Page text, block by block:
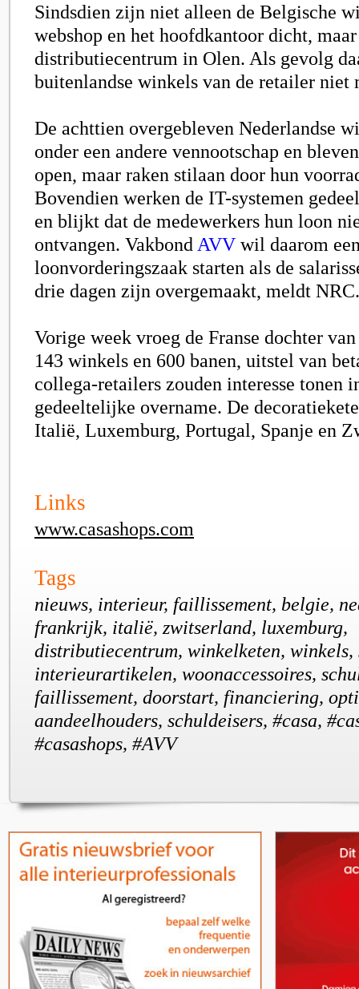
Sindsdien zijn niet alleen de Belgische
webshop en het hoofdkantoor dicht,
distributiecentrum in Olen. Als gevolg
buitenlandse winkels van de retailer niet
De achttien overgebleven Nederlandse
onder een andere vennootschap en
open, maar raken stilaan door hun
Bovendien werken de IT-systemen
en blijkt dat de medewerkers hun loon
ontvangen. Vakbond AVV wil daarom
loonvorderingszaak starten als de
drie dagen zijn overgemaakt, meldt NRC.
Vorige week vroeg de Franse dochter
143 winkels en 600 banen, uitstel van
collega-retailers zouden interesse tonen
gedeeltelijke overname. De
Italië, Luxemburg, Portugal, Spanje en
Links
www.casashops.com
Tags
nieuws, interieur, faillissement, belgie,
frankrijk, italië, zwitserland, luxemburg,
distributiecentrum, winkelketen,
interieurartikelen, woonaccessoires,
faillissement, doorstart, financiering,
aandeelhouders, schuldeisers, #casa,
#casashops, #AVV